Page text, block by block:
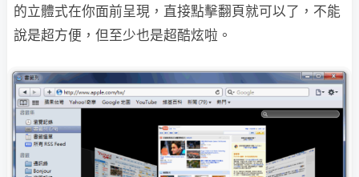
的立體式在你面前呈現，直接點擊翻頁就可以了，不能
說是超方便，但至少也是超酷炫啦。